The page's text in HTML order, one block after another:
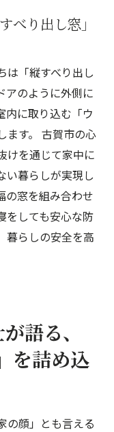
べり出し窓」
は「縦すべり出し
アのように外側に
内に取り込む「ウ
ます。 古賀市の心
けを通じて家中に
い暮らしが実現し
の窓を組み合わせ
をしても安心な防
暮らしの安全を高
語る、
を詰め込
の顔」とも言える